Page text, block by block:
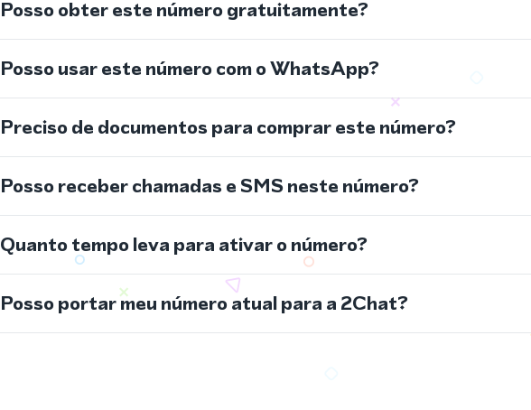
Posso obter este número gratuitamente?
Posso usar este número com o WhatsApp?
Preciso de documentos para comprar este número?
Posso receber chamadas e SMS neste número?
Quanto tempo leva para ativar o número?
Posso portar meu número atual para a 2Chat?